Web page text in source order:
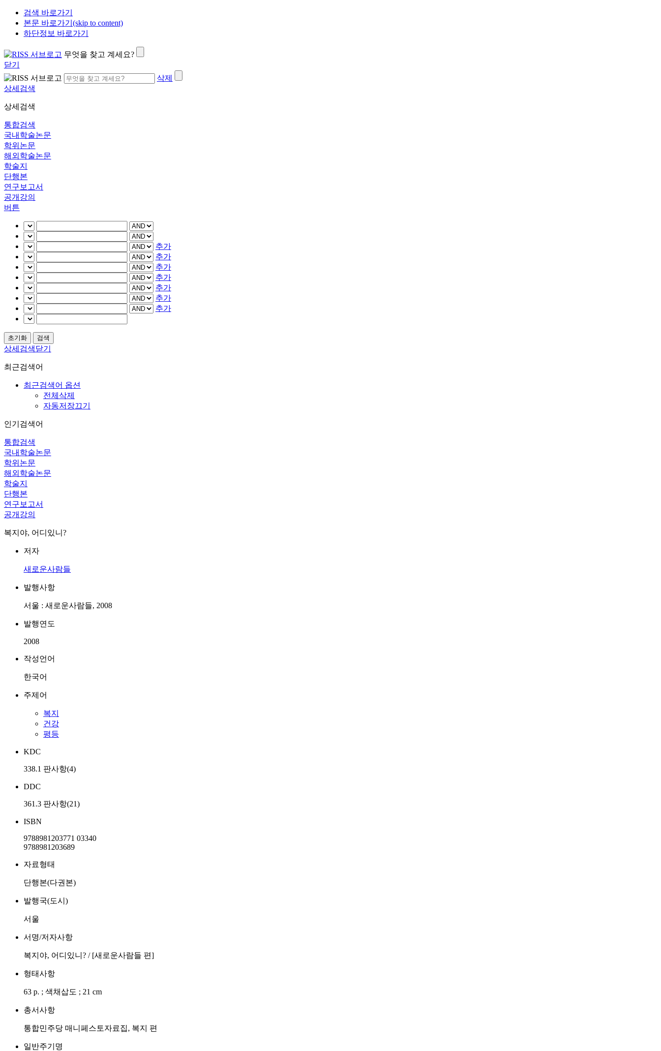
검색 바로가기
본문 바로가기(skip to content)
하단정보 바로가기
무엇을 찾고 계세요?
닫기
삭제
상세검색
상세검색
통합검색
국내학술논문
학위논문
해외학술논문
학술지
단행본
연구보고서
공개강의
버튼
추가
추가
추가
추가
추가
추가
추가
상세검색닫기
최근검색어
최근검색어 옵션
전체삭제
자동저장끄기
인기검색어
통합검색
국내학술논문
학위논문
해외학술논문
학술지
단행본
연구보고서
공개강의
복지야, 어디있니?
저자
새로운사람들
발행사항
서울 : 새로운사람들, 2008
발행연도
2008
작성언어
한국어
주제어
복지
건강
평등
KDC
338.1 판사항(4)
DDC
361.3 판사항(21)
ISBN
9788981203771 03340
9788981203689
자료형태
단행본(다권본)
발행국(도시)
서울
서명/저자사항
복지야, 어디있니? / [새로운사람들 편]
형태사항
63 p. ; 색채삽도 ; 21 cm
총서사항
통합민주당 매니페스토자료집, 복지 편
일반주기명